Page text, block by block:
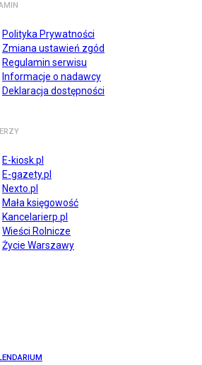
Polityka Prywatności
Zmiana ustawień zgód
Regulamin serwisu
Informacje o nadawcy
Deklaracja dostępności
E-kiosk.pl
E-gazety.pl
Nexto.pl
Mała księgowość
Kancelarierp.pl
Wieści Rolnicze
Życie Warszawy